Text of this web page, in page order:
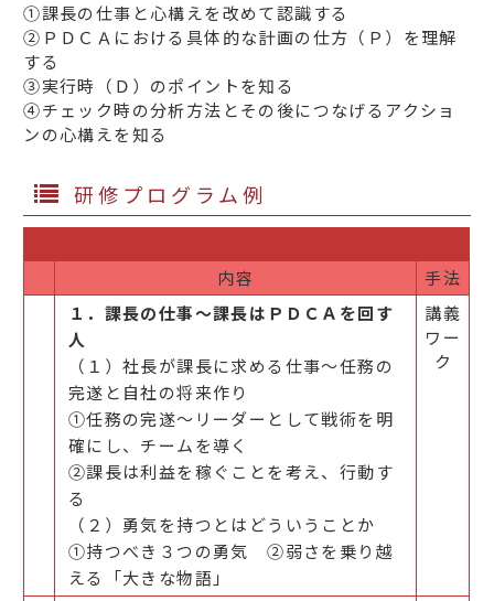
①課長の仕事と心構えを改めて認識する
②ＰＤＣＡにおける具体的な計画の仕方（Ｐ）を理解
する
③実行時（Ｄ）のポイントを知る
④チェック時の分析方法とその後につなげるアクショ
ンの心構えを知る
研修プログラム例
内容 手法
１．課長の仕事～課長はＰＤＣＡを回す
人
（１）社長が課長に求める仕事～任務の
完遂と自社の将来作り
①任務の完遂～リーダーとして戦術を明
確にし、チームを導く
②課長は利益を稼ぐことを考え、行動す
る
（２）勇気を持つとはどういうことか
①持つべき３つの勇気 ②弱さを乗り越
える「大きな物語」
講義
ワー
ク